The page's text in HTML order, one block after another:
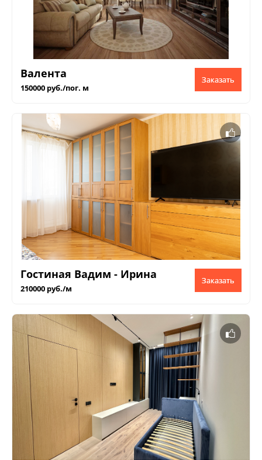
Валента
150000 руб./пог. м
Заказать
Гостиная Вадим - Ирина
210000 руб./м
Заказать